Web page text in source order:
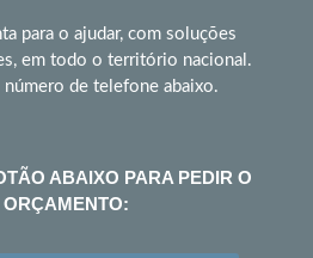
para o ajudar, com soluções
em todo o território nacional.
de telefone abaixo.
ABAIXO PARA PEDIR O
ORÇAMENTO: